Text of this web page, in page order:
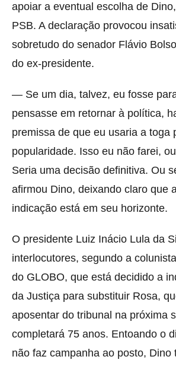
apoiar a eventual escolha de
PSB. A declaração provocou
sobretudo do senador Flávio
do ex-presidente.
— Se um dia, talvez, eu fosse
pensasse em retornar à política,
premissa de que eu usaria a toga
popularidade. Isso eu não farei,
Seria uma decisão definitiva. Ou
afirmou Dino, deixando claro que
indicação está em seu horizonte.
O presidente Luiz Inácio Lula da
interlocutores, segundo a
do GLOBO, que está decidido a
da Justiça para substituir Rosa,
aposentar do tribunal na próxima
completará 75 anos. Entoando o
não faz campanha ao posto, Dino